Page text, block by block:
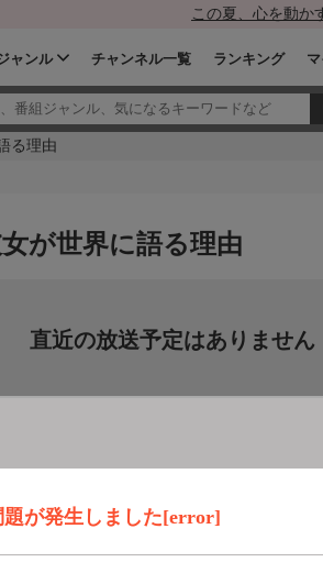
この夏、心を動か
ャンル チャンネル一覧 ランキング
る理由
題が発生しました[error]
が世界に語る理由
直近の放送予定はありません